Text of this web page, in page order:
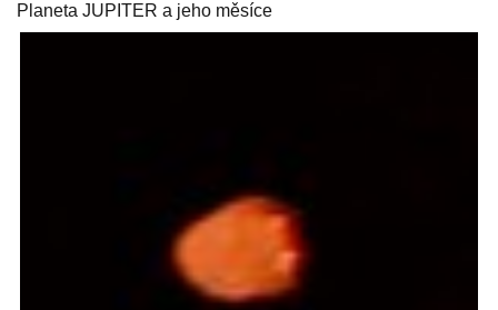
Planeta JUPITER a jeho měsíce